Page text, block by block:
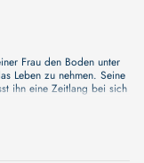
Frau den Boden unter
Leben zu nehmen. Seine
ihn eine Zeitlang bei sich
und sucht sich eine
auf Ablehnung.